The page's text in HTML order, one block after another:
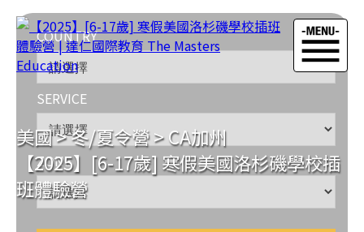
美國>冬/夏令營>CA加州
【2025】[6-17歲] 寒假美國洛杉磯學校插
班體驗營
COUNTRY
SERVICE
ZONE